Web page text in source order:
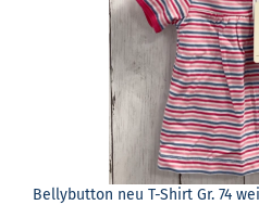
Bel­ly­but­ton neu T-​Shirt Gr. 74